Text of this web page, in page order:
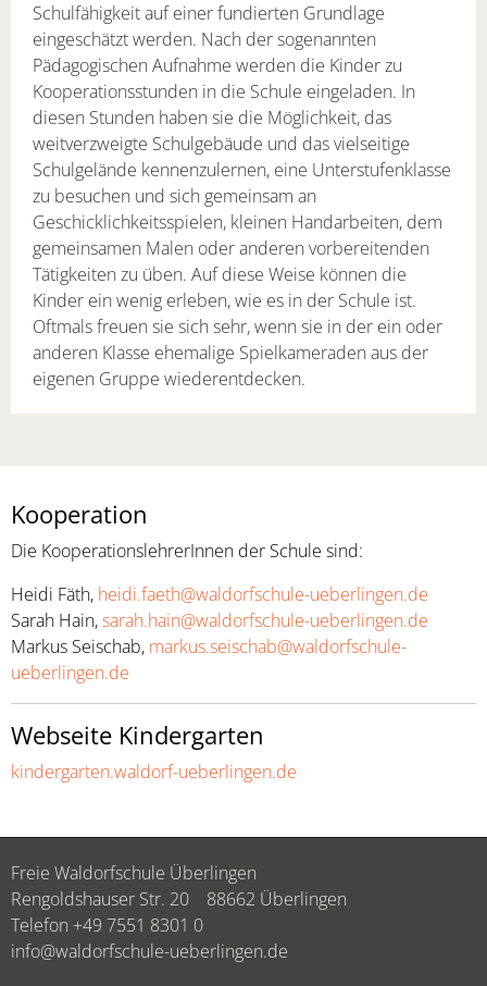
Schulfähigkeit auf einer fundierten Grundlage
eingeschätzt werden. Nach der sogenannten
Pädagogischen Aufnahme werden die Kinder zu
Kooperationsstunden in die Schule eingeladen. In
diesen Stunden haben sie die Möglichkeit, das
weitverzweigte Schulgebäude und das vielseitige
Schulgelände kennenzulernen, eine Unterstufenklasse
zu besuchen und sich gemeinsam an
Geschicklichkeitsspielen, kleinen Handarbeiten, dem
gemeinsamen Malen oder anderen vorbereitenden
Tätigkeiten zu üben. Auf diese Weise können die
Kinder ein wenig erleben, wie es in der Schule ist.
Oftmals freuen sie sich sehr, wenn sie in der ein oder
anderen Klasse ehemalige Spielkameraden aus der
eigenen Gruppe wiederentdecken.
Kooperation
Die KooperationslehrerInnen der Schule sind:
Heidi Fäth, heidi.faeth@waldorfschule-ueberlingen.de
Sarah Hain,sarah.hain@waldorfschule-ueberlingen.de
Markus Seischab, markus.seischab@waldorfschule-
ueberlingen.de
Webseite Kindergarten
kindergarten.waldorf-ueberlingen.de
Freie Waldorfschule Überlingen
Rengoldshauser Str. 20
88662 Überlingen
Telefon +49 7551 8301 0
info@waldorfschule-ueberlingen.de